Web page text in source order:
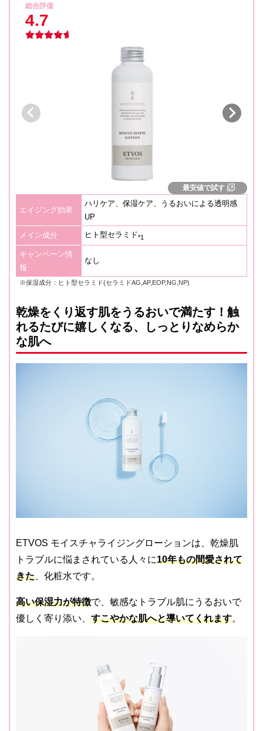
総合評価
4.7
最安値で試す
エイジング効果
ハリケア、保湿ケア、うるおいによる透明感
UP
メイン成分 ヒト型セラミド*1
キャンペーン情
報
なし
※保湿成分：ヒト型セラミド(セラミドAG,AP,EOP,NG,NP)
乾燥をくり返す肌をうるおいで満たす！触
れるたびに嬉しくなる、しっとりなめらか
な肌へ
ETVOS モイスチャライジングローションは、乾燥肌
トラブルに悩まされている人々に10年もの間愛されて
きた 、化粧水です。
高い保湿力が特徴で、敏感なトラブル肌にうるおいで
優しく寄り添い、 すこやかな肌へと導いてくれます。